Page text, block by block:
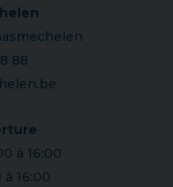
88
à 16:00
16:00